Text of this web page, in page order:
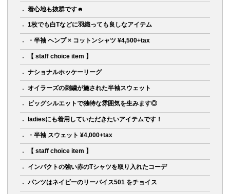
着心地も抜群です☻
1枚でも白Tなどに羽織っても良しなアイテム
・半袖 ヘンプ × コットンシャツ ¥4,500+tax
【 staff choice item 】
ナショナルホッケーリーグ
オイラーズの刺繍が施された半袖スウェット
ビッグシルエットで独特な雰囲気を生みます◎
ladiesにも着用していただきたいアイテムです！
・半袖 スウェット ¥4,000+tax
【 staff choice item 】
インパクトの強い赤のTシャツを取り入れたコーデ
パンツはネイビーのリーバイス501 をチョイス